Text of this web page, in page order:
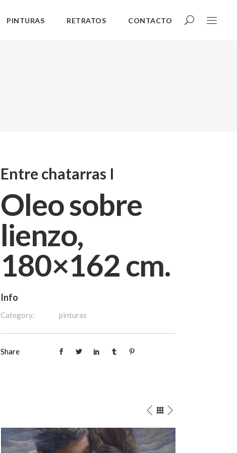
PINTURAS RETRATOS CONTACTO
Entre chatarras I
Oleo sobre
lienzo,
180×162 cm.
Info
Category: pinturas
Share